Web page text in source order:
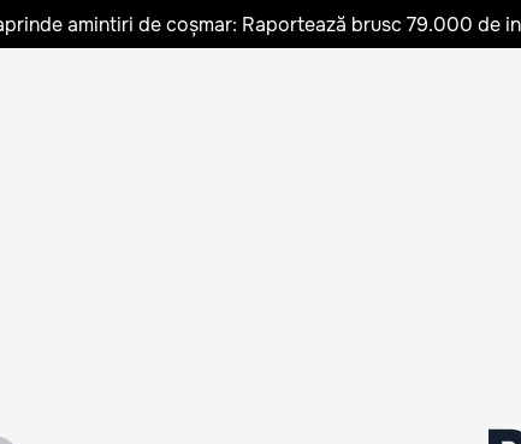
amintiri de coșmar: Raportează brusc 79.000 de